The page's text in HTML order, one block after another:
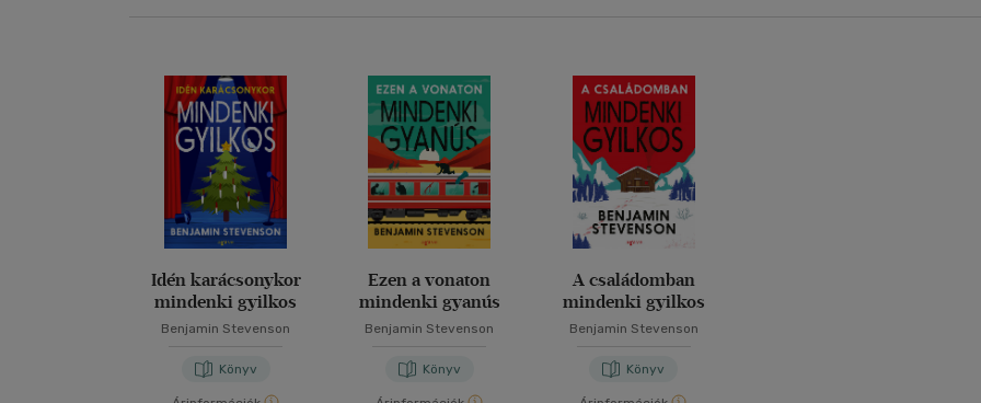
Idén karácsonykor
mindenki gyilkos
Benjamin Stevenson
Könyv
Ezen a vonaton
mindenki gyanús
Benjamin Stevenson
Könyv
A családomban
mindenki gyilkos
Benjamin Stevenson
Könyv